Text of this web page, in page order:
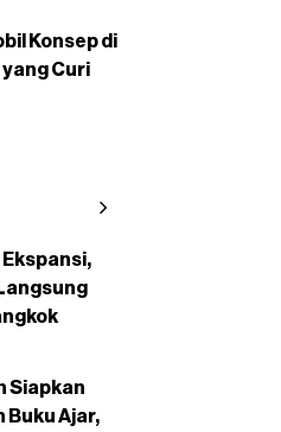
Konsep di
yang Curi
Siapkan
Buku Ajar,